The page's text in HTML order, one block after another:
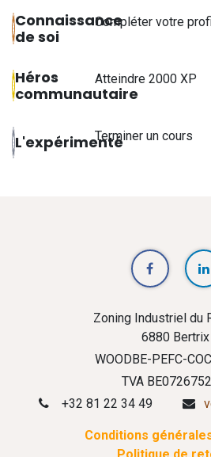
Connaissance
de soi
Compléter votre
Héros
communautaire
Atteindre 2000 XP
L'expérimentéTerminer un cours
Zoning Industriel du
6880 Bertrix
WOODBE-PEFC-
TVA
+32 81 22 34 49
Conditions